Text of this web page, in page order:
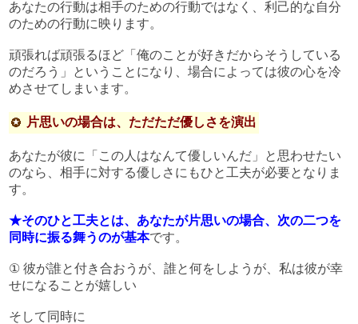
あなたの行動は相手のための行動ではなく、利己的な自分
のための行動に映ります。
頑張れば頑張るほど「俺のことが好きだからそうしている
のだろう」ということになり、場合によっては彼の心を冷
めさせてしまいます。
片思いの場合は、ただただ優しさを演出
あなたが彼に「この人はなんて優しいんだ」と思わせたい
のなら、相手に対する優しさにもひと工夫が必要となりま
す。
★そのひと工夫とは、あなたが片思いの場合、次の二つを
同時に振る舞うのが基本です。
① 彼が誰と付き合おうが、誰と何をしようが、私は彼が幸
せになることが嬉しい
そして同時に